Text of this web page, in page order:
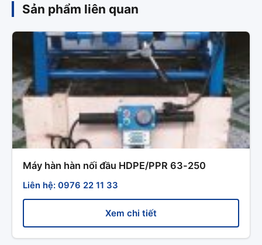
Sản phẩm liên quan
Máy hàn hàn nối đầu HDPE/PPR 63-250
Liên hệ: 0976 22 11 33
Xem chi tiết